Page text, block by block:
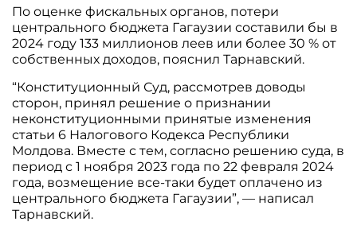
По оценке фискальных органов, потери
центрального бюджета Гагаузии составили бы в
2024 году 133 миллионов леев или более 30 % от
собственных доходов, пояснил Тарнавский.
“Конституционный Суд, рассмотрев доводы
сторон, принял решение о признании
неконституционными принятые изменения
статьи 6 Налогового Кодекса Республики
Молдова. Вместе с тем, согласно решению суда, в
период с 1 ноября 2023 года по 22 февраля 2024
года, возмещение все-таки будет оплачено из
центрального бюджета Гагаузии”, — написал
Тарнавский.